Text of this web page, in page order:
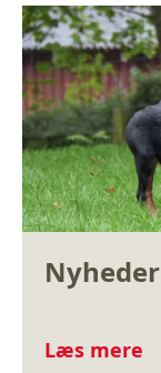
Nyheder
Læs mere